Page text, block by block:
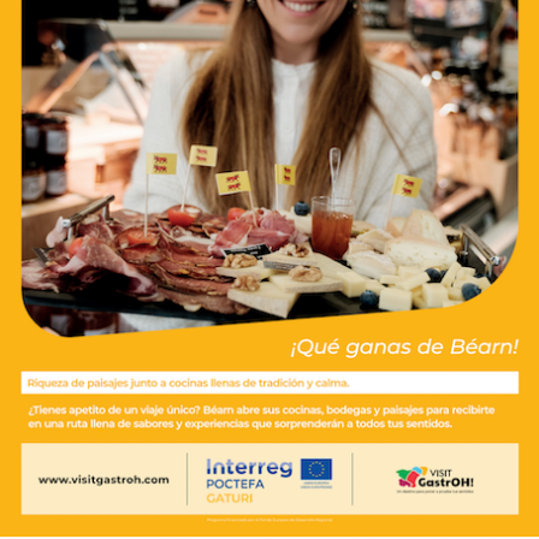
de visitantes potenciales en los países objetivo de
Europa Occidental.